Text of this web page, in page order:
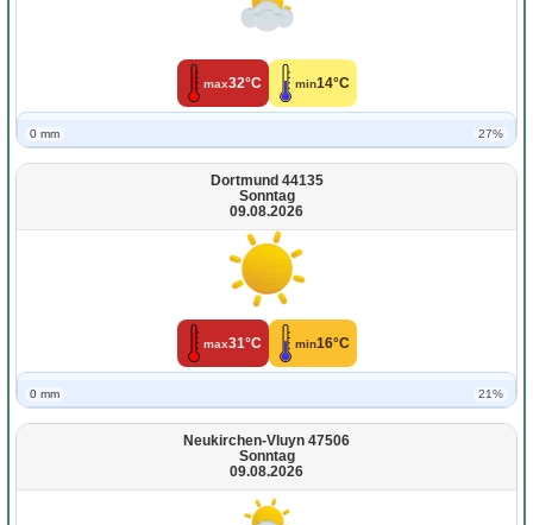
max32°C min14°C
0 mm 27%
Dortmund 44135
Sonntag
09.08.2026
max31°C min16°C
0 mm 21%
Neukirchen-Vluyn 47506
Sonntag
09.08.2026